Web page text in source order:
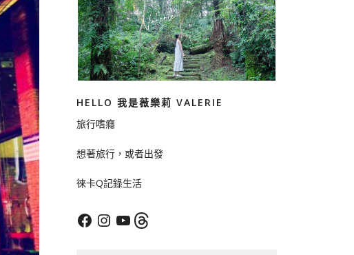
HELLO 我是薇樂莉 VALERIE
旅行嗜癮
想著旅行，或者出發
徠卡Q記錄生活
FacebookInstagram
YouTubeThreads